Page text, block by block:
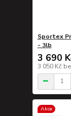
Sportex
- 3lb
3 690
3 050 Kč
Akce